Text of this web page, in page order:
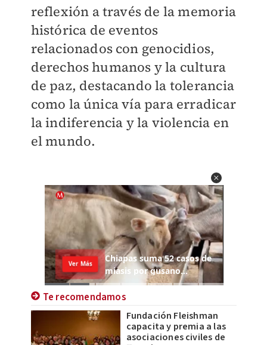
reflexión a través de la memoria
histórica de eventos
relacionados con genocidios,
derechos humanos y la cultura
de paz, destacando la tolerancia
como la única vía para erradicar
la indiferencia y la violencia en
el mundo.
Te recomendamos
Fundación Fleishman
capacita y premia a las
asociaciones civiles de